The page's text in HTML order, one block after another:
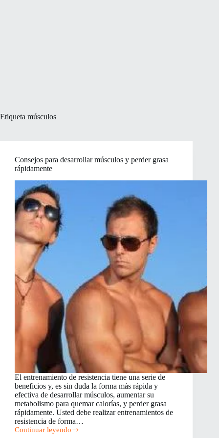
Etiqueta músculos
Consejos para desarrollar músculos y perder grasa
rápidamente
El entrenamiento de resistencia tiene una serie de
beneficios y, es sin duda la forma más rápida y
efectiva de desarrollar músculos, aumentar su
metabolismo para quemar calorías, y perder grasa
rápidamente. Usted debe realizar entrenamientos de
resistencia de forma…
Continuar leyendo
Consejos